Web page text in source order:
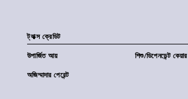
ট্যাক্স ক্রেডিট
উপার্জিত আয় শিশু/ডিপেনডেন্ট কেয়ার
অজিম্মাদার পেরেন্ট